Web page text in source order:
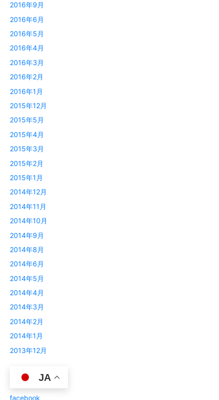
2016年9月
2016年6月
2016年5月
2016年4月
2016年3月
2016年2月
2016年1月
2015年12月
2015年5月
2015年4月
2015年3月
2015年2月
2015年1月
2014年12月
2014年11月
2014年10月
2014年9月
2014年8月
2014年6月
2014年5月
2014年4月
2014年3月
2014年2月
2014年1月
2013年12月
カテゴリー
facebook
JA